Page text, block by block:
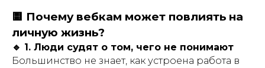
🟨 Почему вебкам может повлиять на
личную жизнь?
🔹 1. Люди судят о том, чего не понимают
Большинство не знает, как устроена работа в